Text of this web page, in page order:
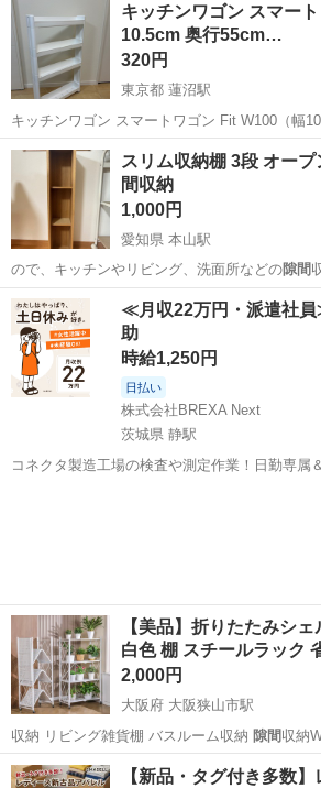
キッチンワゴン スマー
10.5cm 奥行55cm…
320円
東京都 蓮沼駅
キッチンワゴン スマートワゴン Fit W100（幅10.5cm
キッチンで日常使用していました。 通常使用に伴う細かな使用感はあ
りますが、目立った傷や汚れはなく、全体的に
ャスターも問...
東京 大田区 蓮沼駅 収納家具 ワ
スリム収納棚 3段 オー
間収納
1,000円
愛知県 本山駅
ので、キッチンやリビング、洗面所などの隙間
【サイズ】 …
愛知 名古屋市 本山駅 収納家具
≪月収22万円・派遣社
助
時給1,250円
日払い
株式会社BREXA Next
茨城県 静駅
コネクタ製造工場の検査や測定作業！日勤専属
【美品】折りたたみシ
白色 棚 スチールラック
2,000円
大阪府 大阪狭山市駅
収納 リビング雑貨棚 バスルーム収納 隙間 収納
ールラッ…
大阪 大阪狭山市 大阪狭山市駅 収納
【新品・タグ付き多数